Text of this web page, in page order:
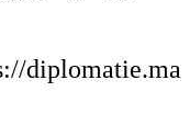
diplomatie.ma/